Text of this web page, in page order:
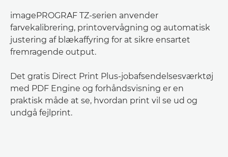
imagePROGRAF TZ-serien anvender
farvekalibrering, printovervågning og automatisk
justering af blækaffyring for at sikre ensartet
fremragende output.
Det gratis Direct Print Plus-jobafsendelsesværktøj
med PDF Engine og forhåndsvisning er en
praktisk måde at se, hvordan print vil se ud og
undgå fejlprint.